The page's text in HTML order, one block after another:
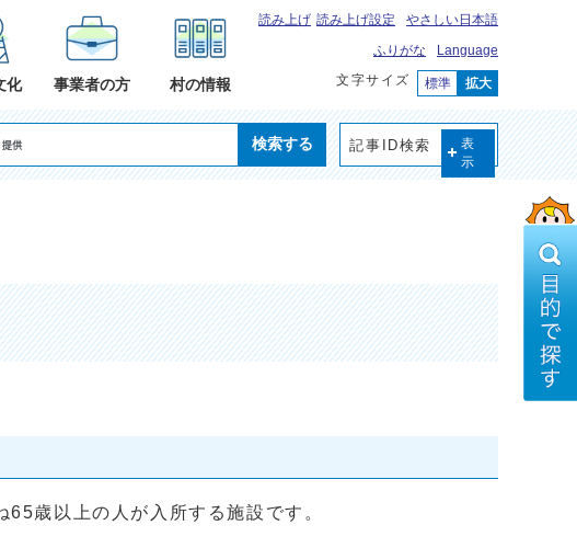
化 事業者の方 村の情報
読み上げ 読み上げ設定
やさしい日本語
ふりがな
Language
文字サイズ
標準 拡大
検索する 記事ID検索
表
示
歳以上の人が入所する施設です。